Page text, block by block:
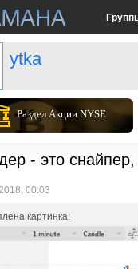
ytka
Раздел Акции NYSE
- это
00:03
картинка: